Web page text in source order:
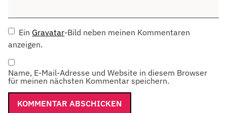
Ein Gravatar-Bild neben meinen Kommentaren
anzeigen.
Name, E-Mail-Adresse und Website in diesem Browser
für meinen nächsten Kommentar speichern.